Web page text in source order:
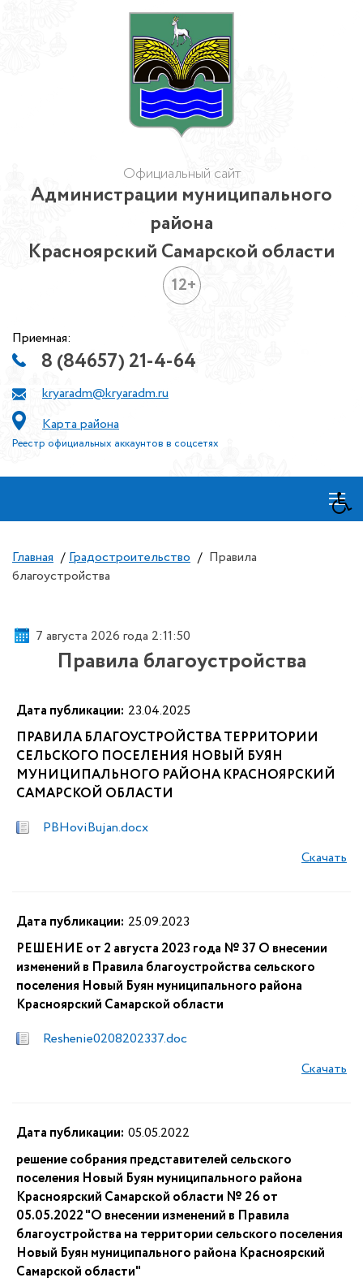
Официальный сайт
Администрации муниципального
района
Красноярский Самарской области
12+
Приемная:
8 (84657) 21-4-64
kryaradm@kryaradm.ru
Карта района
Реестр официальных аккаунтов в соцсетях
≡
Главная / Градостроительство / Правила
благоустройства
7 августа 2026 года 2:11:50
Правила благоустройства
Дата публикации: 23.04.2025
ПРАВИЛА БЛАГОУСТРОЙСТВА ТЕРРИТОРИИ
СЕЛЬСКОГО ПОСЕЛЕНИЯ НОВЫЙ БУЯН
МУНИЦИПАЛЬНОГО РАЙОНА КРАСНОЯРСКИЙ
САМАРСКОЙ ОБЛАСТИ
PBHoviBujan.docx
Скачать
Дата публикации: 25.09.2023
РЕШЕНИЕ от 2 августа 2023 года № 37 О внесении
изменений в Правила благоустройства сельского
поселения Новый Буян муниципального района
Красноярский Самарской области
Reshenie0208202337.doc
Скачать
Дата публикации: 05.05.2022
решение собрания представителей сельского
поселения Новый Буян муниципального района
Красноярский Самарской области № 26 от
05.05.2022 "О внесении изменений в Правила
благоустройства на территории сельского поселения
Новый Буян муниципального района Красноярский
Самарской области"